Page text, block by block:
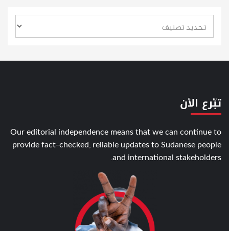
تبّرع الأن
Our editorial independence means that we can continue to
provide fact-checked, reliable updates to Sudanese people
and international stakeholders.